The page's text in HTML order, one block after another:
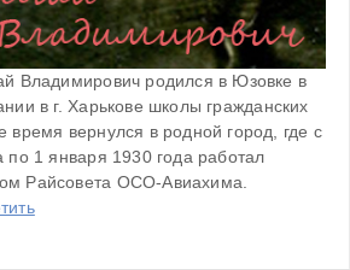
Владимирович родился в Юзовке в
в г. Харькове школы гражданских
время вернулся в родной город, где с
по 1 января 1930 года работал
Райсовета ОСО-Авиахима.